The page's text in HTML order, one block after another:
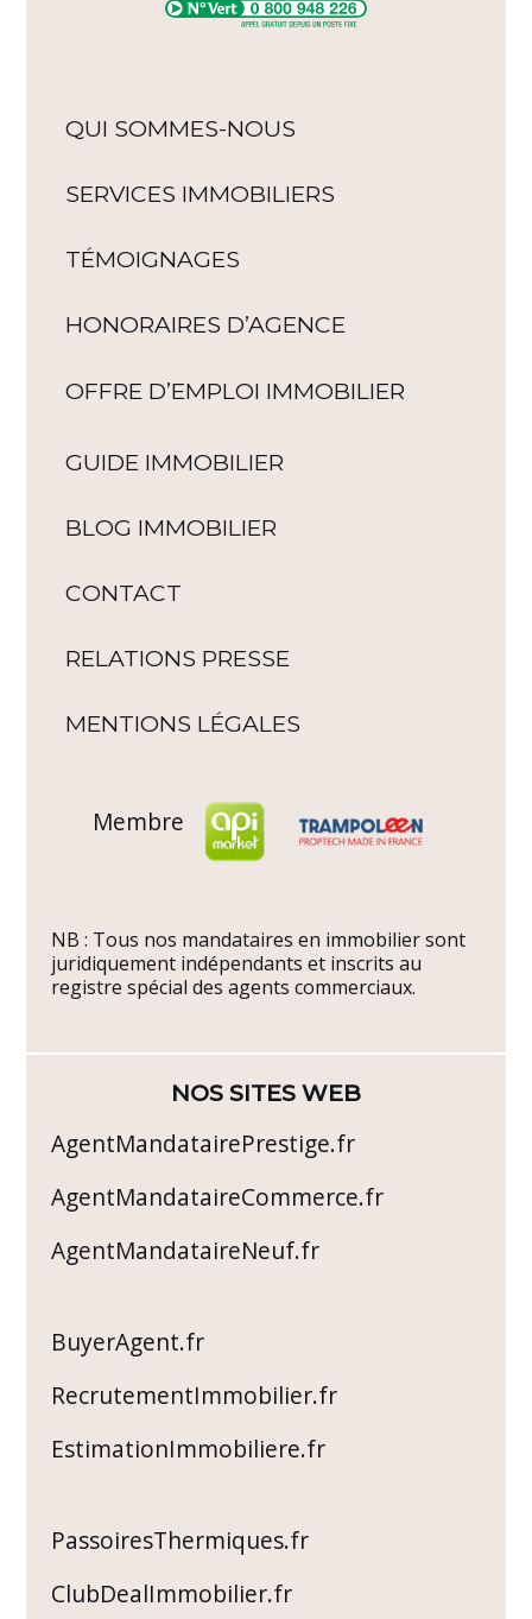
QUI SOMMES-NOUS
SERVICES IMMOBILIERS
TÉMOIGNAGES
HONORAIRES D’AGENCE
OFFRE D’EMPLOI IMMOBILIER
GUIDE IMMOBILIER
BLOG IMMOBILIER
CONTACT
RELATIONS PRESSE
MENTIONS LÉGALES
Membre
NB : Tous nos mandataires en immobilier sont
juridiquement indépendants et inscrits au
registre spécial des agents commerciaux.
NOS SITES WEB
AgentMandatairePrestige.fr
AgentMandataireCommerce.fr
AgentMandataireNeuf.fr
BuyerAgent.fr
RecrutementImmobilier.fr
EstimationImmobiliere.fr
PassoiresThermiques.fr
ClubDealImmobilier.fr